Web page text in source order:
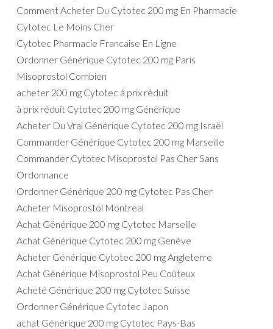
Comment Acheter Du Cytotec 200 mg En Pharmacie
Cytotec Le Moins Cher
Cytotec Pharmacie Francaise En Ligne
Ordonner Générique Cytotec 200 mg Paris
Misoprostol Combien
acheter 200 mg Cytotec à prix réduit
à prix réduit Cytotec 200 mg Générique
Acheter Du Vrai Générique Cytotec 200 mg Israël
Commander Générique Cytotec 200 mg Marseille
Commander Cytotec Misoprostol Pas Cher Sans
Ordonnance
Ordonner Générique 200 mg Cytotec Pas Cher
Acheter Misoprostol Montreal
Achat Générique 200 mg Cytotec Marseille
Achat Générique Cytotec 200 mg Genève
Acheter Générique Cytotec 200 mg Angleterre
Achat Générique Misoprostol Peu Coûteux
Acheté Générique 200 mg Cytotec Suisse
Ordonner Générique Cytotec Japon
achat Générique 200 mg Cytotec Pays-Bas